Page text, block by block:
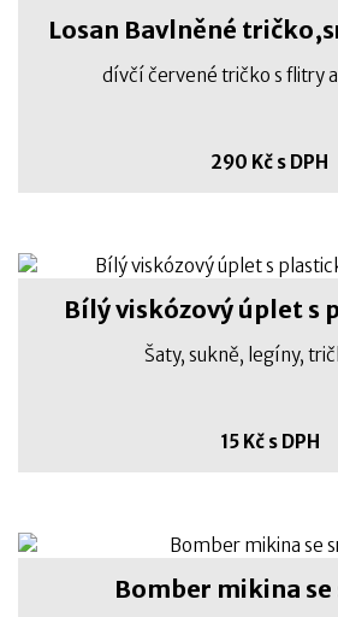
Losan Bavlněné
dívčí červené tričko s flitry
290 Kč s DPH
Bílý viskózový úplet s
Šaty, sukně, legíny,
15 Kč s DPH
Bomber mikina